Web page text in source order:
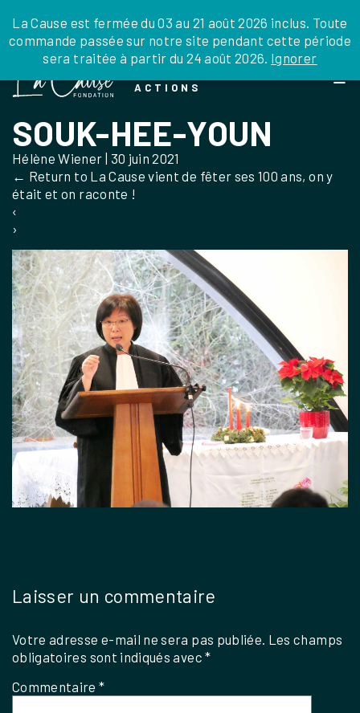
to
the
La Cause est fermée du 03 au 21 août 2026 inclus. Toute
commande passée sur notre site pendant cette période
sera traitée à partir du 24 août 2026. Ignorer
JE DONNE JE PARRAINE NOUS SOUTENIR
DEPUIS LA FRANCE
DEPUIS L’INTERNATIONAL
EN TANT QU’ORGANISATION
LEGS, LIBÉRALITÉS
0 ARTICLE
ACTIONS
SOUK-HEE-YOUN
Hélène Wiener | 30 juin 2021
← Return to La Cause vient de fêter ses 100 ans, on y
était et on raconte !
‹
›
Laisser un commentaire
Votre adresse e-mail ne sera pas publiée. Les champs
obligatoires sont indiqués avec*
Commentaire*